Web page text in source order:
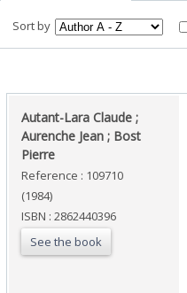
Sort by
‎Autant-Lara Claude ;
Aurenche Jean ; Bost
Pierre‎
Reference : 109710
(1984)
ISBN : 2862440396
See the book